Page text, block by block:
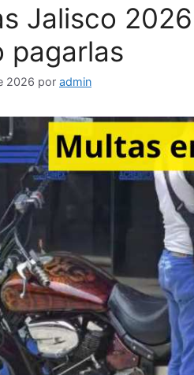
Jalisco
pagarlas
2026 por admin